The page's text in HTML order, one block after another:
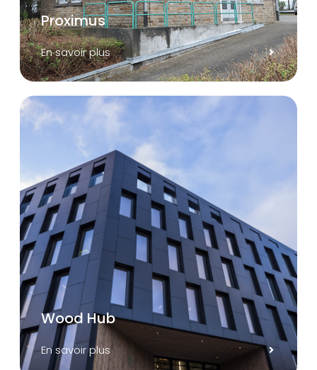
Proximus
En savoir plus
Wood Hub
En savoir plus